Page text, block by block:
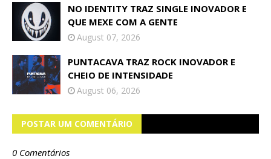
NO IDENTITY TRAZ SINGLE INOVADOR E
QUE MEXE COM A GENTE
August 07, 2026
PUNTACAVA TRAZ ROCK INOVADOR E
CHEIO DE INTENSIDADE
August 06, 2026
POSTAR UM COMENTÁRIO
0 Comentários